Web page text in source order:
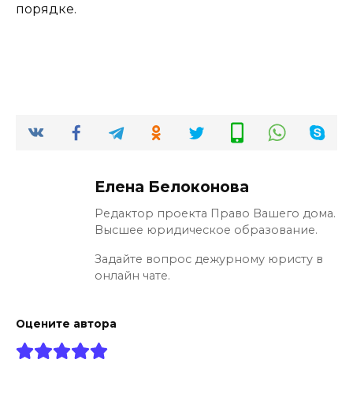
порядке.
Елена Белоконова
Редактор проекта Право Вашего дома.
Высшее юридическое образование.
Задайте вопрос дежурному юристу в
онлайн чате.
Оцените автора